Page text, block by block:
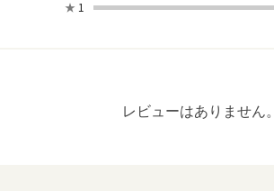
★ 1
レビューはありません。